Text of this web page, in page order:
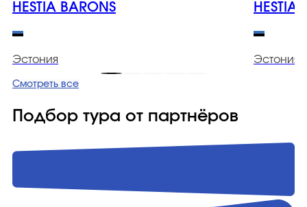
HESTIA BARONS
Эстония
HESTIA
Эстония
Смотреть все
Подбор тура от партнёров